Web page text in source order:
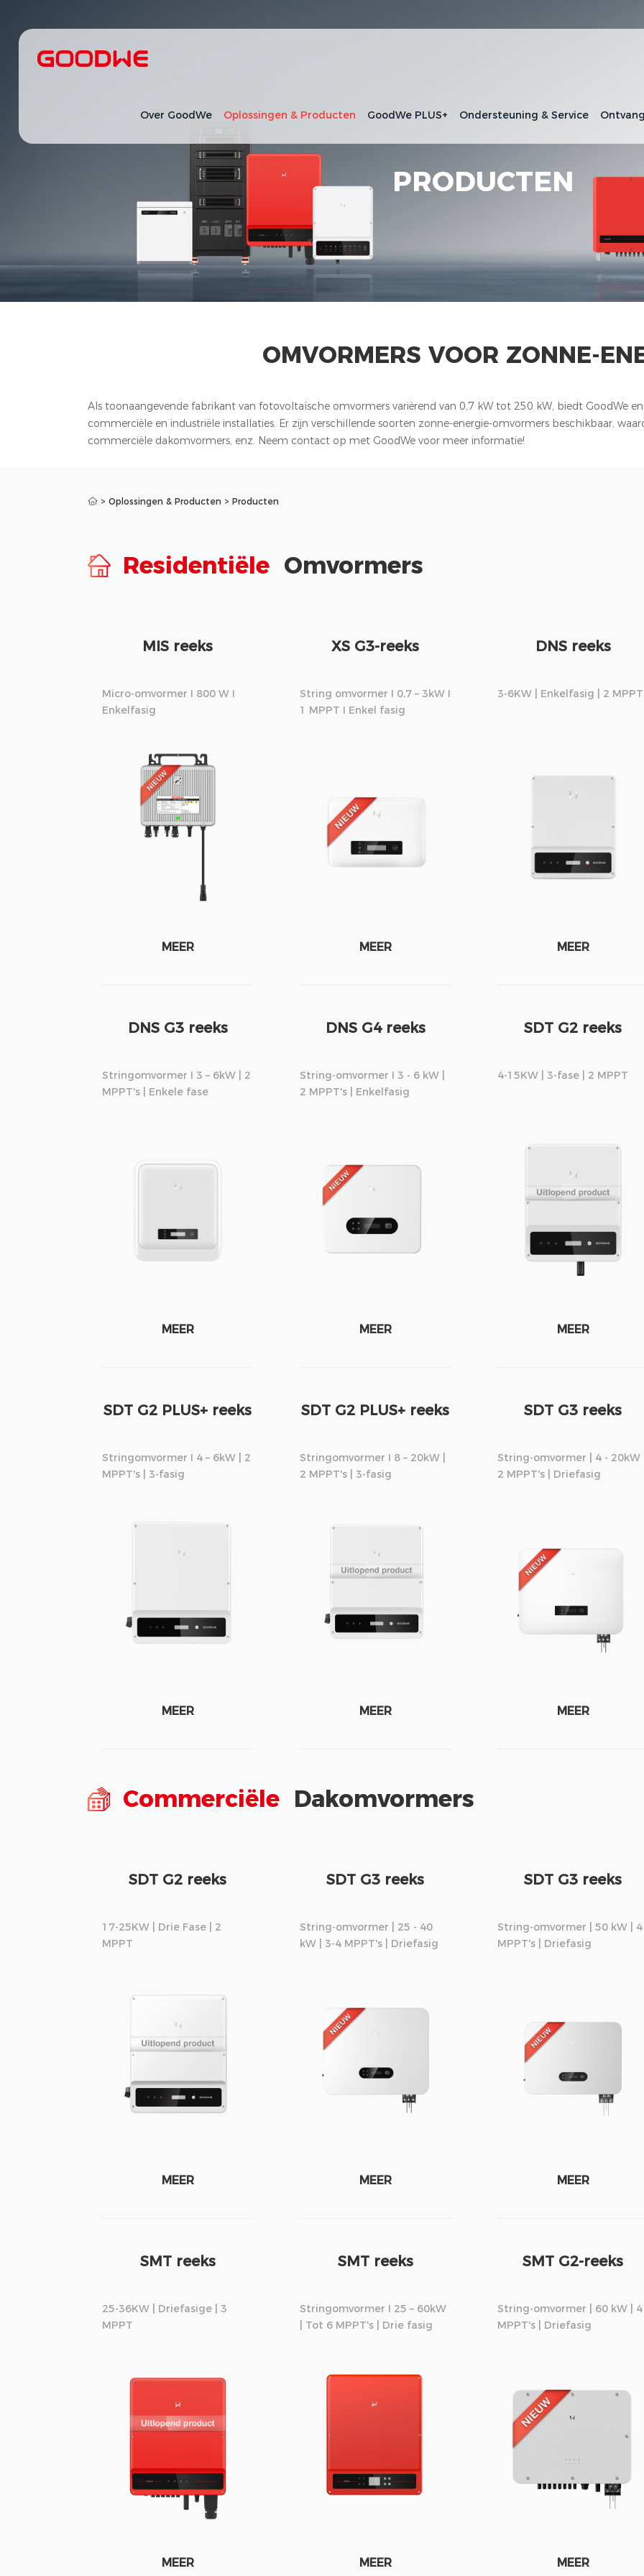
Over GoodWe Oplossingen & Producten GoodWe PLUS+ Ondersteuning & Service
PRODUCTEN
OMVORMERS VOOR ZONNE-
Als toonaangevende fabrikant van fotovoltaïsche omvormers variërend van 0,7 kW tot 250 kW, biedt GoodWe
commerciële en industriële installaties. Er zijn verschillende soorten zonne-energie-omvormers beschikbaar,
commerciële dakomvormers, enz. Neem contact op met GoodWe voor meer informatie!
> Oplossingen & Producten > Producten
Residentiële Omvormers
MIS reeks
Micro-omvormer I 800 W I
Enkelfasig
MEER
XS G3-reeks
String omvormer I 0,7 – 3kW I
1 MPPT I Enkel fasig
MEER
DNS reeks
3-6KW | Enkelfasig | 2 MPPT
MEER
DNS G3 reeks
Stringomvormer I 3 – 6kW | 2
MPPT's | Enkele fase
MEER
DNS G4 reeks
String-omvormer I 3 - 6 kW |
2 MPPT's | Enkelfasig
MEER
SDT G2 reeks
4-15KW | 3-fase | 2 MPPT
MEER
SDT G2 PLUS+ reeks
Stringomvormer I 4 – 6kW | 2
MPPT's | 3-fasig
MEER
SDT G2 PLUS+ reeks
Stringomvormer I 8 – 20kW |
2 MPPT's | 3-fasig
MEER
SDT G3 reeks
String-omvormer | 4 - 20kW
2 MPPT's | Driefasig
MEER
Commerciële Dakomvormers
SDT G2 reeks
17-25KW | Drie Fase | 2
MPPT
MEER
SDT G3 reeks
String-omvormer | 25 - 40
kW | 3-4 MPPT's | Driefasig
MEER
SDT G3 reeks
String-omvormer | 50 kW | 4
MPPT's | Driefasig
MEER
SMT reeks
25-36KW | Driefasige | 3
MPPT
MEER
SMT reeks
Stringomvormer I 25 – 60kW
| Tot 6 MPPT's | Drie fasig
MEER
SMT G2-reeks
String-omvormer | 60 kW | 4
MPPT's | Driefasig
MEER